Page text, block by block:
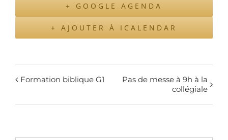
+ GOOGLE AGENDA
+ AJOUTER À ICALENDAR
Formation biblique G1
Pas de messe à 9h à la
collégiale